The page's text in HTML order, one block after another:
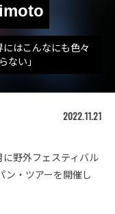
はこんなにも色々
ない」
2022.11.21
野外フェスティバル
ン・ツアーを開催し